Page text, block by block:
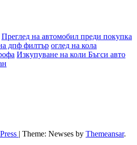
Преглед на автомобил преди покупка
дпф филтър оглед на кола
Изкупуване на коли Бъгси авто
| Theme: Newses by Themeansar.